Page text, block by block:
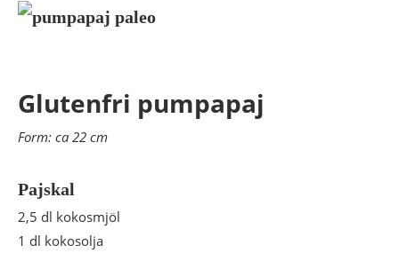
Glutenfri pumpapaj
Form: ca 22 cm
Pajskal
2,5 dl kokosmjöl
1 dl kokosolja